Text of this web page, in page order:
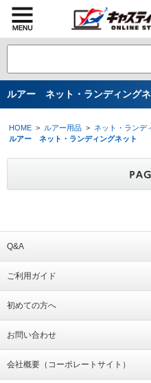
ルアー ネット・ランディング
HOME > ルアー用品 > ネット・ランデ
ルアー ネット・ランディングネット
Q&A
ご利用ガイド
初めての方へ
お問い合わせ
会社概要（コーポレートサイト）